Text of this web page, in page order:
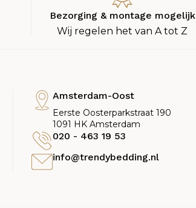
Bezorging & montage mogelijk
Wij regelen het van A tot Z
Amsterdam-Oost
Eerste Oosterparkstraat 190
1091 HK Amsterdam
020 - 463 19 53
info@trendybedding.nl